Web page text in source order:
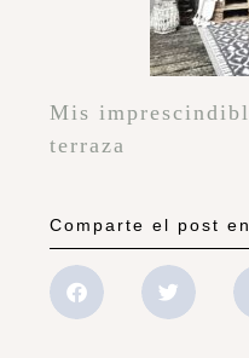
Mis
terraza
Comparte el post